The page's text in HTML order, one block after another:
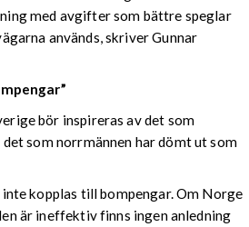
med avgifter som bättre speglar
används, skriver Gunnar
bör inspireras av det som
som norrmännen har dömt ut som
kopplas till bompengar. Om Norge
är ineffektiv finns ingen anledning